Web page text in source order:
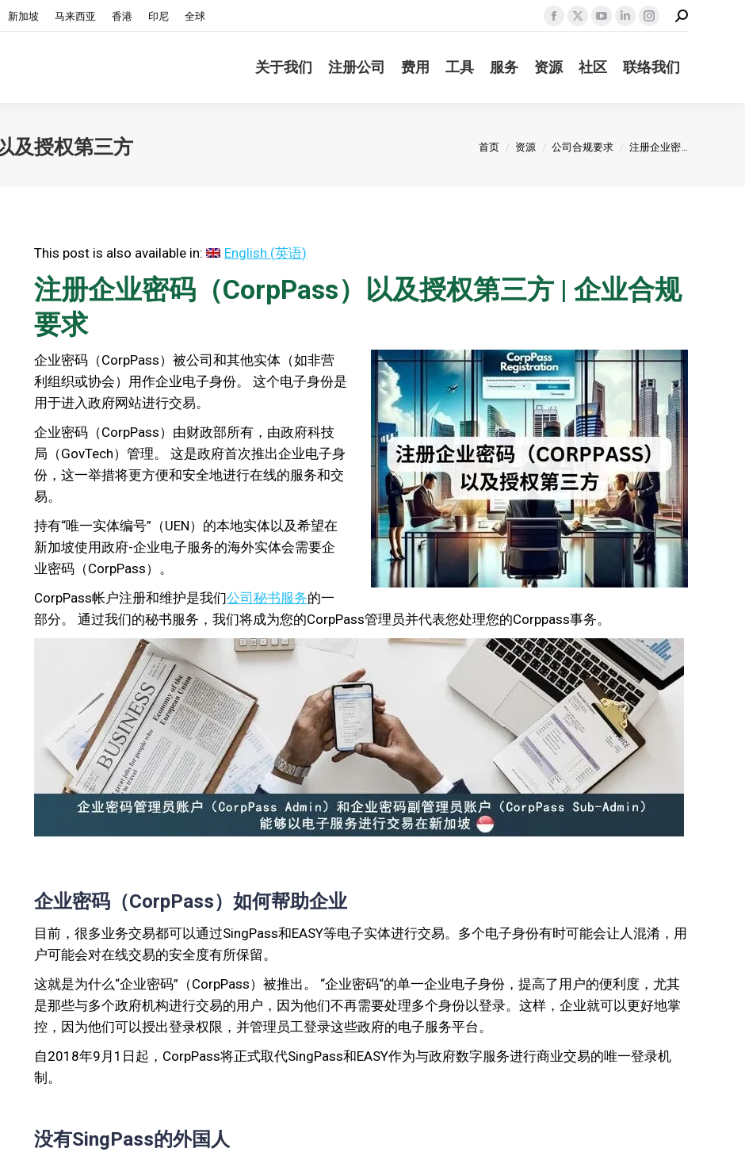
新加坡 马来西亚 香港 印尼 全球
Facebook
opens
X
opens
YouTube
opens
Linkedin
opens
Instagram
opens
Search:
关于我们 注册公司 费用 工具 服务 资源 社区 联络我们
及授权第三方 您在这里：
首页 资源 公司合规要求 注册企业密…
This post is also available in: English (英语)
注册企业密码（CorpPass）以及授权第三方 | 企业合规
要求
企业密码（CorpPass）被公司和其他实体（如非营
利组织或协会）用作企业电子身份。 这个电子身份是
用于进入政府网站进行交易。
企业密码（CorpPass）由财政部所有，由政府科技
局（GovTech）管理。 这是政府首次推出企业电子身
份，这一举措将更方便和安全地进行在线的服务和交
易。
持有“唯一实体编号”（UEN）的本地实体以及希望在
新加坡使用政府-企业电子服务的海外实体会需要企
业密码（CorpPass）。
CorpPass帐户注册和维护是我们公司秘书服务的一
部分。 通过我们的秘书服务，我们将成为您的CorpPass管理员并代表您处理您的Corppass事务。
企业密码（CorpPass）如何帮助企业
目前，很多业务交易都可以通过SingPass和EASY等电子实体进行交易。多个电子身份有时可能会让人混淆，用
户可能会对在线交易的安全度有所保留。
这就是为什么“企业密码”（CorpPass）被推出。 “企业密码“的单一企业电子身份，提高了用户的便利度，尤其
是那些与多个政府机构进行交易的用户，因为他们不再需要处理多个身份以登录。这样，企业就可以更好地掌
控，因为他们可以授出登录权限，并管理员工登录这些政府的电子服务平台。
自2018年9月1日起，CorpPass将正式取代SingPass和EASY作为与政府数字服务进行商业交易的唯一登录机
制。
没有SingPass的外国人